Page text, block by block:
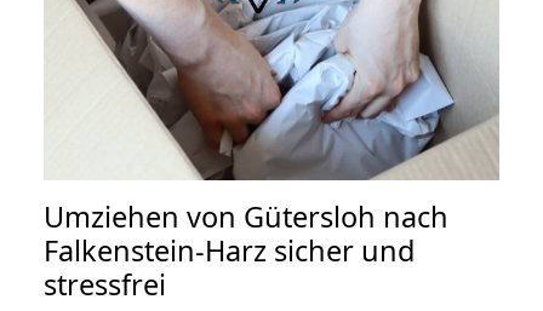
Umziehen von Gütersloh nach
Falkenstein-Harz sicher und
stressfrei